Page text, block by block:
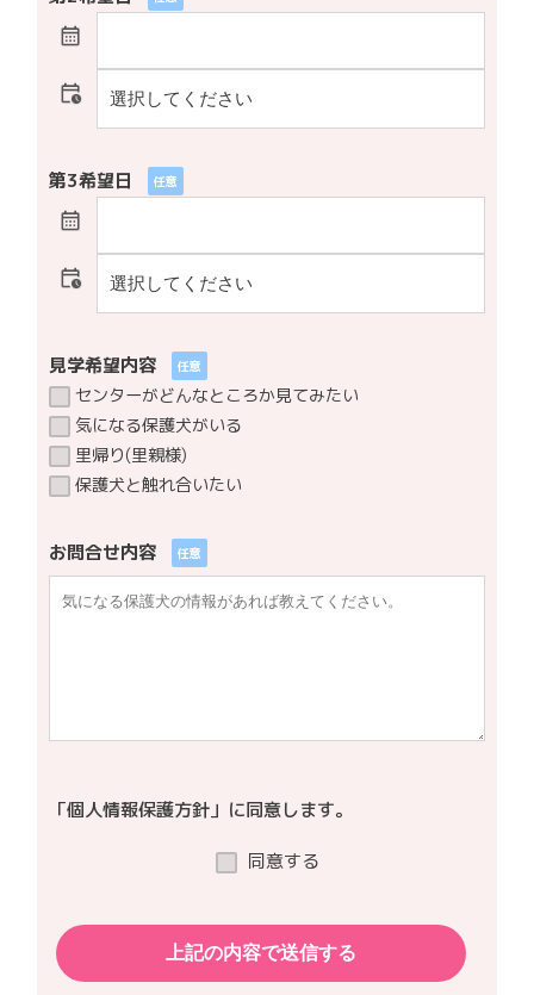
第3希望日 任意
見学希望内容 任意
センターがどんなところか見てみたい
気になる保護犬がいる
里帰り(里親様)
保護犬と触れ合いたい
お問合せ内容 任意
「個人情報保護方針」に同意します。
同意する